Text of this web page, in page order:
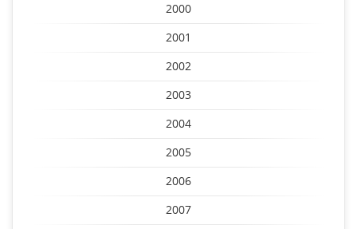
2000
2001
2002
2003
2004
2005
2006
2007